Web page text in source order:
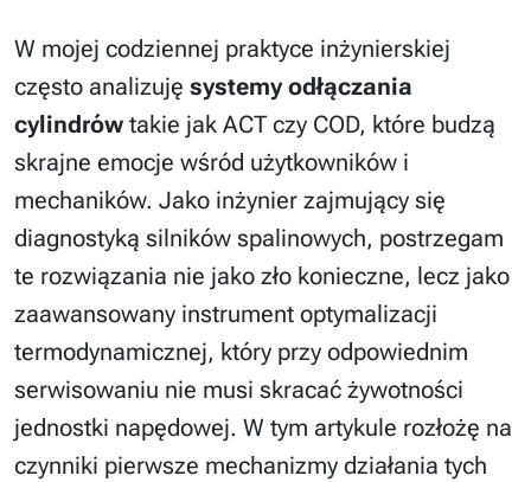
W mojej codziennej praktyce inżynierskiej
często analizuję systemy odłączania
cylindrów takie jak ACT czy COD, które budzą
skrajne emocje wśród użytkowników i
mechaników. Jako inżynier zajmujący się
diagnostyką silników spalinowych, postrzegam
te rozwiązania nie jako zło konieczne, lecz jako
zaawansowany instrument optymalizacji
termodynamicznej, który przy odpowiednim
serwisowaniu nie musi skracać żywotności
jednostki napędowej. W tym artykule rozłożę na
czynniki pierwsze mechanizmy działania tych